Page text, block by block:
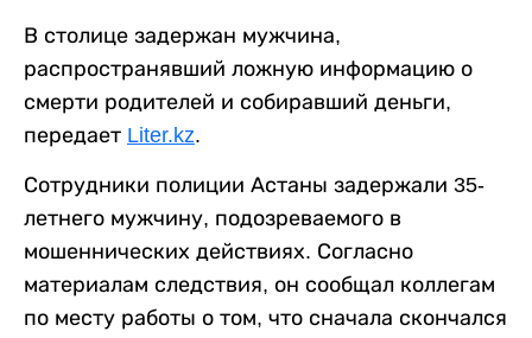
В столице задержан мужчина,
распространявший ложную информацию о
смерти родителей и собиравший деньги,
передает Liter.kz.
Сотрудники полиции Астаны задержали 35-
летнего мужчину, подозреваемого в
мошеннических действиях. Согласно
материалам следствия, он сообщал коллегам
по месту работы о том, что сначала скончался